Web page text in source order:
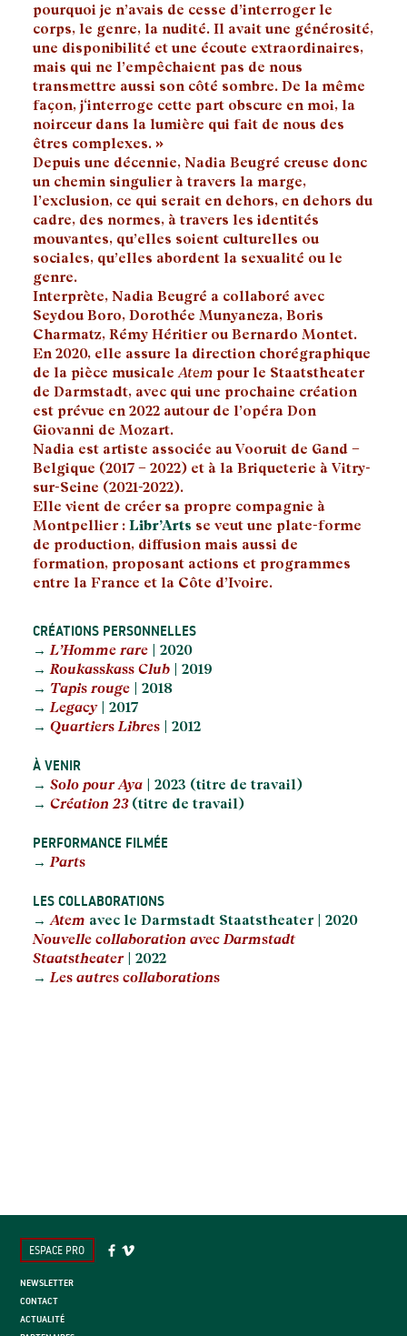
pourquoi je n’avais de cesse d’interroger le
corps, le genre, la nudité. Il avait une générosité,
une disponibilité et une écoute extraordinaires,
mais qui ne l’empêchaient pas de nous
transmettre aussi son côté sombre. De la même
façon, j‘interroge cette part obscure en moi, la
noirceur dans la lumière qui fait de nous des
êtres complexes. »
Depuis une décennie, Nadia Beugré creuse donc
un chemin singulier à travers la marge,
l’exclusion, ce qui serait en dehors, en dehors du
cadre, des normes, à travers les identités
mouvantes, qu’elles soient culturelles ou
sociales, qu’elles abordent la sexualité ou le
genre.
Interprète, Nadia Beugré a collaboré avec
Seydou Boro, Dorothée Munyaneza, Boris
Charmatz, Rémy Héritier ou Bernardo Montet.
En 2020, elle assure la direction chorégraphique
de la pièce musicaleAtempour le Staatstheater
de Darmstadt, avec qui une prochaine création
est prévue en 2022 autour de l’opéra Don
Giovanni de Mozart.
Nadia est artiste associée au Vooruit de Gand –
Belgique (2017 – 2022) et à la Briqueterie à Vitry-
sur-Seine (2021-2022).
Elle vient de créer sa propre compagnie à
Montpellier : Libr’Arts se veut une plate-forme
de production, diffusion mais aussi de
formation, proposant actions et programmes
entre la France et la Côte d’Ivoire.
CRÉATIONS PERSONNELLES
→ L’Homme rare
| 2020
→ Roukasskass Club
| 2019
→ Tapis rouge
| 2018
→ Legacy
| 2017
→ Quartiers Libres | 2012
À VENIR
→ Solo pour Aya
| 2023 (titre de travail)
→ Création 23 (titre de travail)
PERFORMANCE FILMÉE
→Parts
LES COLLABORATIONS
→Atem avec le Darmstadt Staatstheater | 2020
Nouvelle collaboration avec Darmstadt
Staatstheater
| 2022
→Les autres collaborations
ESPACE PRO
NEWSLETTER
CONTACT
ACTUALITÉ